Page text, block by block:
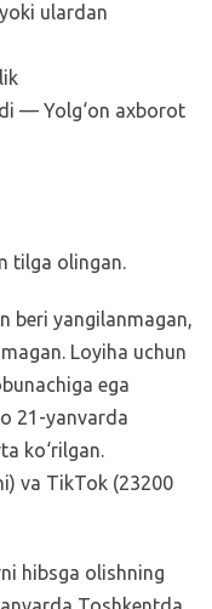
ulardan
— Yolg‘on axborot
tilga olingan.
beri yangilanmagan,
Loyiha uchun
ega
21-yanvarda
ko‘rilgan.
va TikTok (23200
hibsga olishning